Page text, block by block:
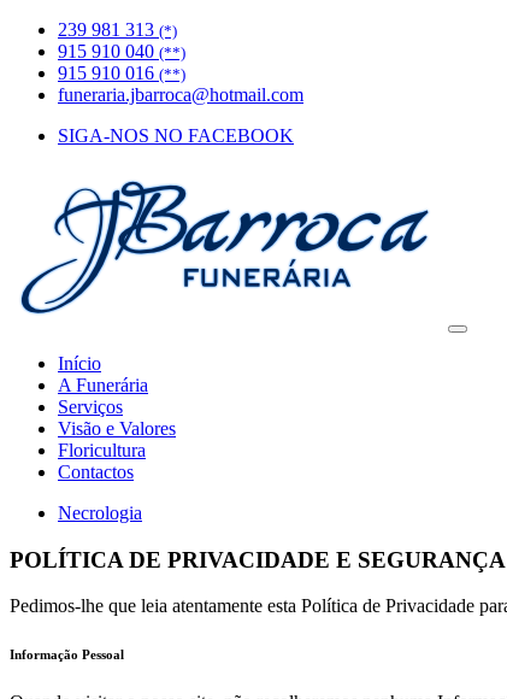
239 981 313 (*)
915 910 040 (**)
915 910 016 (**)
funeraria.jbarroca@hotmail.com
SIGA-NOS NO FACEBOOK
Início
A Funerária
Serviços
Visão e Valores
Floricultura
Contactos
Necrologia
POLÍTICA DE PRIVACIDADE E SEGURANÇA
Pedimos-lhe que leia atentamente esta Política de Privacidade
Informação Pessoal